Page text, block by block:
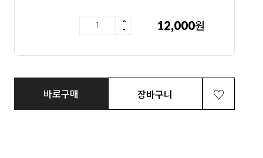
[MD강력추천] 노르웨이 지용성 플러스12,000원
바로구매 장바구니